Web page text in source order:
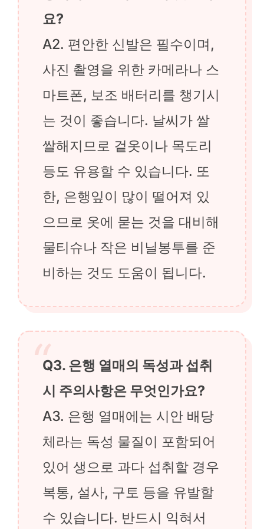
요?
A2. 편안한 신발은 필수이며,
사진 촬영을 위한 카메라나 스
마트폰, 보조 배터리를 챙기시
는 것이 좋습니다. 날씨가 쌀
쌀해지므로 겉옷이나 목도리
등도 유용할 수 있습니다. 또
한, 은행잎이 많이 떨어져 있
으므로 옷에 묻는 것을 대비해
물티슈나 작은 비닐봉투를 준
비하는 것도 도움이 됩니다.
Q3. 은행 열매의 독성과 섭취
시 주의사항은 무엇인가요?
A3. 은행 열매에는 시안 배당
체라는 독성 물질이 포함되어
있어 생으로 과다 섭취할 경우
복통, 설사, 구토 등을 유발할
수 있습니다. 반드시 익혀서